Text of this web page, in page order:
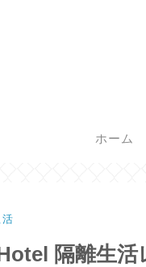
ホーム
隔離生